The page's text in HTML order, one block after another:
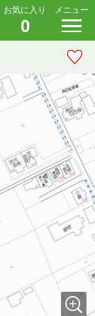
お気に入り
0
メニュー